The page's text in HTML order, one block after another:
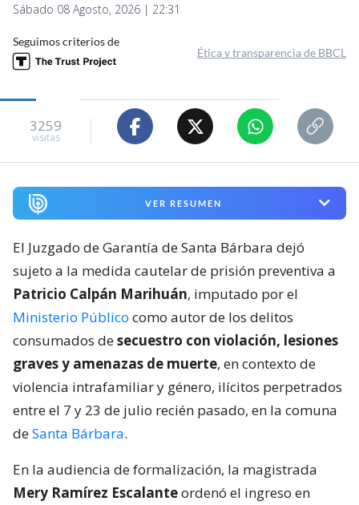
Sábado 08 Agosto, 2026 | 22:31
Seguimos criterios de
Ética y transparencia de BBCL
3259
visitas
VER RESUMEN
El Juzgado de Garantía de Santa Bárbara dejó
sujeto a la medida cautelar de prisión preventiva a
Patricio Calpán Marihuán, imputado por el
Ministerio Público como autor de los delitos
consumados desecuestro con violación, lesiones
graves y amenazas de muerte, en contexto de
violencia intrafamiliar y género, ilícitos perpetrados
entre el 7 y 23 de julio recién pasado, en la comuna
deSanta Bárbara.
En la audiencia de formalización, la magistrada
Mery Ramírez Escalanteordenó el ingreso en